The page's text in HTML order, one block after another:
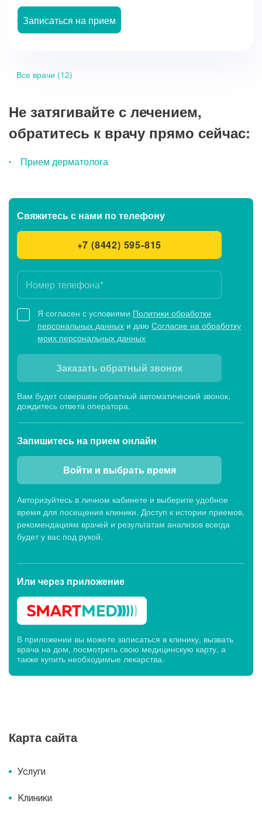
Записаться на прием
Все врачи (12)
Не затягивайте с лечением,
обратитесь к врачу прямо сейчас:
Прием дерматолога
Свяжитесь с нами по телефону
+7 (8442) 595-815
Я согласен с условиями Политики обработки
персональных данных и даю Согласие на обработку
моих персональных данных
Заказать обратный звонок
Вам будет совершен обратный автоматический звонок,
дождитесь ответа оператора.
Запишитесь на прием онлайн
Войти и выбрать время
Авторизуйтесь в личном кабинете и выберите удобное
время для посещения клиники. Доступ к истории приемов,
рекомендациям врачей и результатам анализов всегда
будет у вас под рукой.
Или через приложение
В приложении вы можете записаться в клинику, вызвать
врача на дом, посмотреть свою медицинскую карту, а
также купить необходимые лекарства.
Карта сайта
Услуги
Клиники